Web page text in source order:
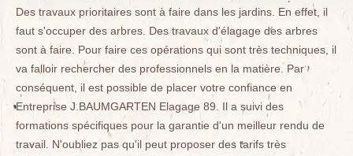
Des travaux prioritaires sont à faire dans les jardins. En effet, il
faut s'occuper des arbres. Des travaux d'élagage des arbres
sont à faire. Pour faire ces opérations qui sont très techniques, il
va falloir rechercher des professionnels en la matière. Par
conséquent, il est possible de placer votre confiance en
Entreprise J.BAUMGARTEN Elagage 89. Il a suivi des
formations spécifiques pour la garantie d'un meilleur rendu de
travail. N'oubliez pas qu'il peut proposer des tarifs très